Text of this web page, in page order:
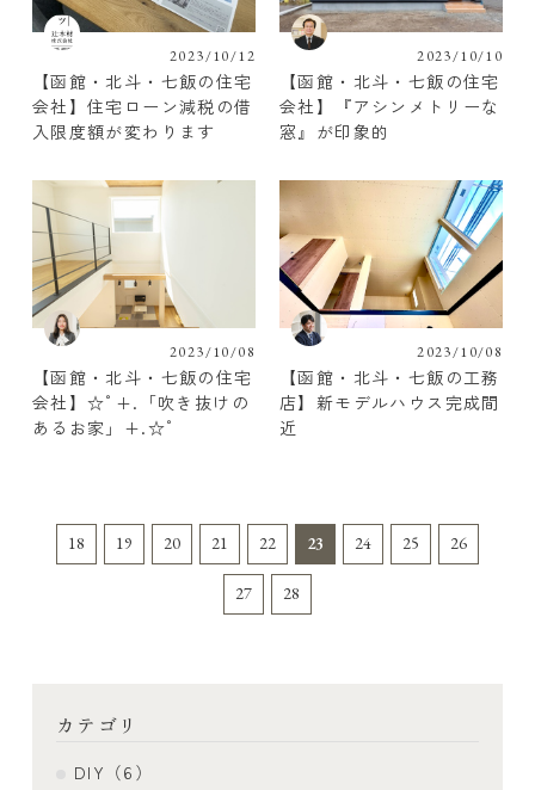
2023/10/12
【函館・北斗・七飯の住宅
会社】住宅ローン減税の借
入限度額が変わります
2023/10/10
【函館・北斗・七飯の住宅
会社】『アシンメトリーな
窓』が印象的
2023/10/08
【函館・北斗・七飯の住宅
会社】☆ﾟ+.「吹き抜けの
あるお家」+.☆゜
2023/10/08
【函館・北斗・七飯の工務
店】新モデルハウス完成間
近
18 19 20 21 22 23 24 25 26
27 28
カテゴリ
DIY（6）